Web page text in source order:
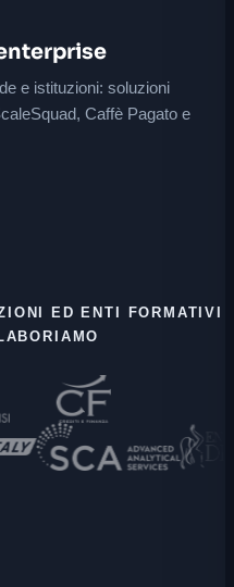
e istituzioni: soluzioni
Caffè Pagato e
ED ENTI FORMATIVI